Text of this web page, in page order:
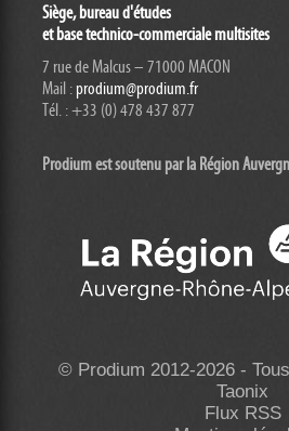
Siège, bureau d'études
et base technico-commerciale multisites
7 rue de Malcus – 71000 MACON
Mail :prodium@prodium.fr
Tél. : +33 (0) 478 437 877
Prodium est soutenu par la Région
© Prodium 2012-2026 -
Taonix
Flux RSS